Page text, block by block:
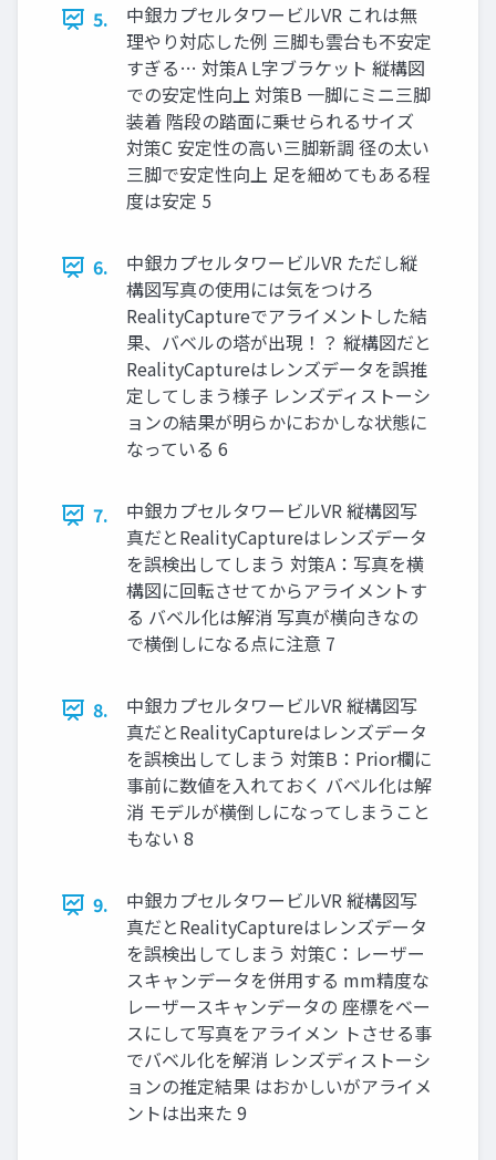
5.
中銀カプセルタワービルVR これは無
理やり対応した例 三脚も雲台も不安定
すぎる… 対策A L字ブラケット 縦構図
での安定性向上 対策B 一脚にミニ三脚
装着 階段の踏面に乗せられるサイズ
対策C 安定性の高い三脚新調 径の太い
三脚で安定性向上 足を細めてもある程
度は安定 5
6.
中銀カプセルタワービルVR ただし縦
構図写真の使用には気をつけろ
RealityCaptureでアライメントした結
果、バベルの塔が出現！？ 縦構図だと
RealityCaptureはレンズデータを誤推
定してしまう様子 レンズディストーシ
ョンの結果が明らかにおかしな状態に
なっている 6
7.
中銀カプセルタワービルVR 縦構図写
真だとRealityCaptureはレンズデータ
を誤検出してしまう 対策A：写真を横
構図に回転させてからアライメントす
る バベル化は解消 写真が横向きなの
で横倒しになる点に注意 7
8.
中銀カプセルタワービルVR 縦構図写
真だとRealityCaptureはレンズデータ
を誤検出してしまう 対策B：Prior欄に
事前に数値を入れておく バベル化は解
消 モデルが横倒しになってしまうこと
もない 8
9.
中銀カプセルタワービルVR 縦構図写
真だとRealityCaptureはレンズデータ
を誤検出してしまう 対策C：レーザー
スキャンデータを併用する mm精度な
レーザースキャンデータの 座標をベー
スにして写真をアライメン トさせる事
でバベル化を解消 レンズディストーシ
ョンの推定結果 はおかしいがアライメ
ントは出来た 9